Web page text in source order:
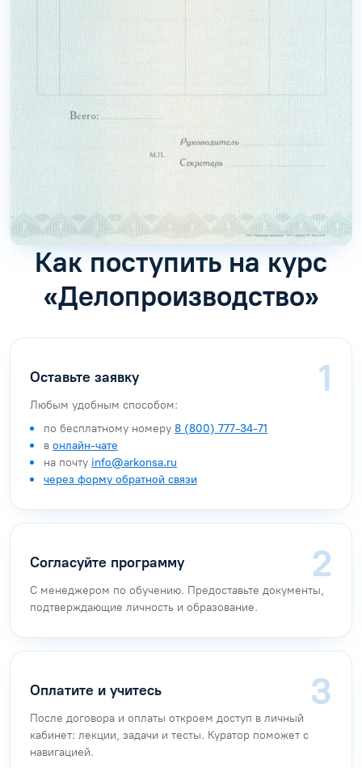
Как поступить на курс
«Делопроизводство»
Оставьте заявку
Любым удобным способом:
по бесплатному номеру 8 (800) 777-34-71
в онлайн-чате
на почту info@arkonsa.ru
через форму обратной связи
Согласуйте программу
С менеджером по обучению. Предоставьте документы,
подтверждающие личность и образование.
Оплатите и учитесь
После договора и оплаты откроем доступ в личный
кабинет: лекции, задачи и тесты. Куратор поможет с
навигацией.